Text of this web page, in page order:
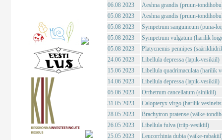
06.08 2023
Aeshna grandis (pruun-
05.08 2023
Aeshna grandis (pruun-
05.08 2023
Sympetrum sanguineum (puna-
05.08 2023
Sympetrum vulgatum (harilik
05.08 2023
Platycnemis pennipes
24.06 2023
Libellula depressa (lapik-vesikiil)
15.06 2023
Libellula quadrimaculata (harilik
14.06 2023
Libellula depressa (lapik-vesikiil)
05.06 2023
Orthetrum cancellatum (sinikiil)
31.05 2023
Calopteryx virgo (harilik
28.05 2023
Brachytron pratense (väike-
26.05 2023
Libellula fulva (triip-vesikiil)
25.05 2023
Leucorrhinia dubia (väike-